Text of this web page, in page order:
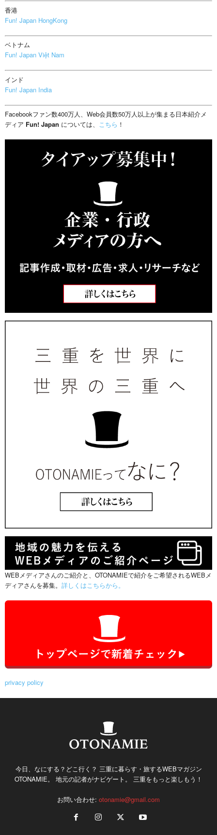
香港
Fun! Japan HongKong
ベトナム
Fun! Japan Việt Nam
インド
Fun! Japan India
Facebookファン数400万人、Web会員数50万人以上が集まる日本紹介メ
ディア Fun! Japan については、 こちら ！
WEBメディアさんのご紹介と、OTONAMIEで紹介をご希望されるWEBメ
ディアさんを募集。 詳しくはこちらから。
privacy policy
今日、なにする？どこ行く？ 三重に暮らす・旅するWEBマガジン
OTONAMIE。 地元の記者がナビゲート。 三重をもっと楽しもう！
お問い合わせ: otonamie@gmail.com